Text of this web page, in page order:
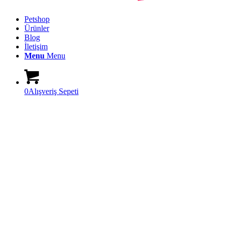
Petshop
Ürünler
Blog
İletişim
Menu Menu
0Alışveriş Sepeti